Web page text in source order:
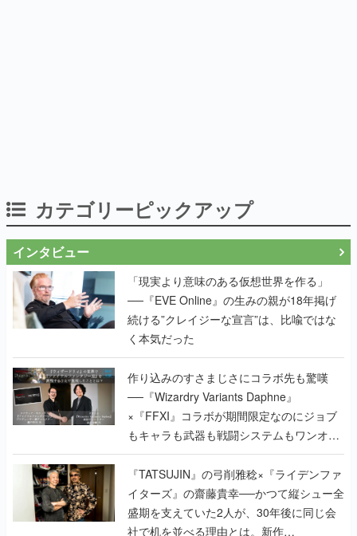
カテゴリーピックアップ
インタビュー
「現実より意味のある仮想世界を作る」
──『EVE Online』の生みの親が18年掲げ
続ける”クレイジーな宣言”は、比喩ではな
く本気だった
作り込みのすさまじさにコラボ先も驚嘆
──『Wizardry Variants Daphne』
×『FFXI』コラボが期間限定なのにジョブ
もキャラも武器も戦闘システムもワンオフ
で作り込まれた理由を両ディレクターに聞
く
『TATSUJIN』の弓削雅稔×『ライデンファ
イターズ』の齋藤貴幸──かつて縦シュー全
盛期を支えていた2人が、30年後に同じ会
社で机を並べる理由とは。新作